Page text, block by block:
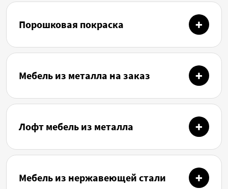
Порошковая покраска
Мебель из металла на заказ
Лофт мебель из металла
Мебель из нержавеющей стали